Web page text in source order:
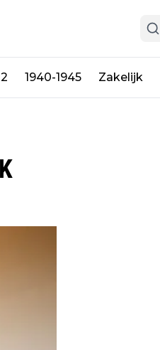
1940-1945 Zakelijk